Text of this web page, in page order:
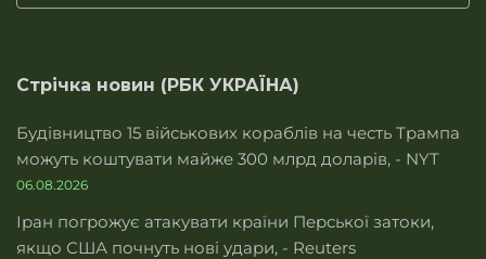
Стрічка новин (РБК УКРАЇНА)
Будівництво 15 військових кораблів на честь Трампа
можуть коштувати майже 300 млрд доларів, - NYT
06.08.2026
Іран погрожує атакувати країни Перської затоки,
якщо США почнуть нові удари, - Reuters